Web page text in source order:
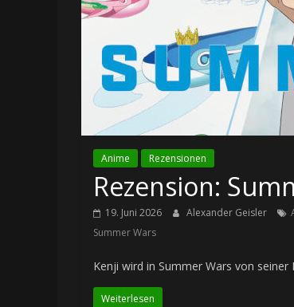
Anime Rezensionen
Rezension:
19. Juni 2026 Alexander Geisler
Summer Wars
Kenji wird in Summer Wars von
Weiterlesen